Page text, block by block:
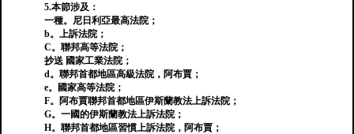
5.本節涉及：
一種。尼日利亞最高法院；
b。上訴法院；
C。聯邦高等法院；
抄送 國家工業法院；
d。聯邦首都地區高級法院，阿布賈；
e。國家高等法院；
F。阿布賈聯邦首都地區伊斯蘭教法上訴法院；
G。一國的伊斯蘭教法上訴法院；
H。聯邦首都地區習慣上訴法院，阿布賈；